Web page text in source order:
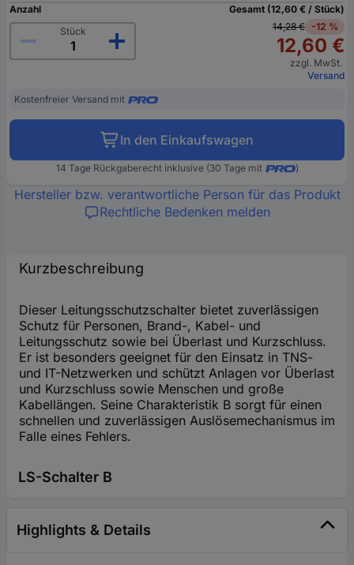
Anzahl
Stück
Gesamt (12,60 € / Stück)
14,28 € -12 %
12,60 €
zzgl. MwSt.
Versand
Kostenfreier Versand mit
In den Einkaufswagen
14 Tage Rückgaberecht inklusive (30 Tage mit )
Hersteller bzw. verantwortliche Person für das Produkt
Rechtliche Bedenken melden
Kurzbeschreibung
Dieser Leitungsschutzschalter bietet zuverlässigen
Schutz für Personen, Brand-, Kabel- und
Leitungsschutz sowie bei Überlast und Kurzschluss.
Er ist besonders geeignet für den Einsatz in TNS-
und IT-Netzwerken und schützt Anlagen vor Überlast
und Kurzschluss sowie Menschen und große
Kabellängen. Seine Charakteristik B sorgt für einen
schnellen und zuverlässigen Auslösemechanismus im
Falle eines Fehlers.
LS-Schalter B
Highlights & Details